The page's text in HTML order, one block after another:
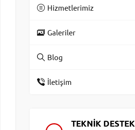
Hizmetlerimiz
Galeriler
Blog
İletişim
TEKNİK DESTEK